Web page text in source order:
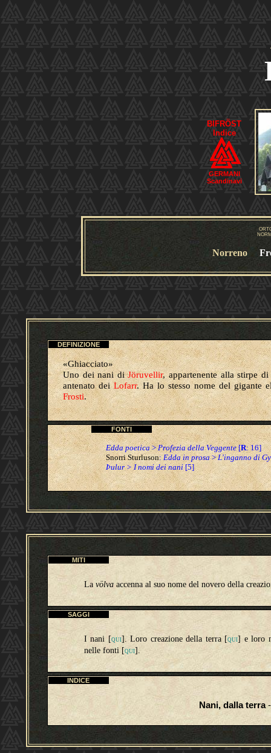
BIFRÖST
Indice
GERMANI
Scandinavi
Norreno
DEFINIZIONE
«Ghiacciato»
Uno dei nani diJöruvellir, appartenente alla stirpe
antenato deiLofarr. Ha lo stesso nome del gigante
Frosti.
FONTI
Edda poetica>Profezia della Veggente[R: 16]
Snorri Sturluson:Edda in prosa>L'inganno di
Þulur > I nomi dei nani[5]
MITI
La völva accenna al suo nome del novero della
SAGGI
I nani [QUI]. Loro creazione della terra [QUI] e loro
nelle fonti [QUI] .
INDICE
Nani, dalla terra-